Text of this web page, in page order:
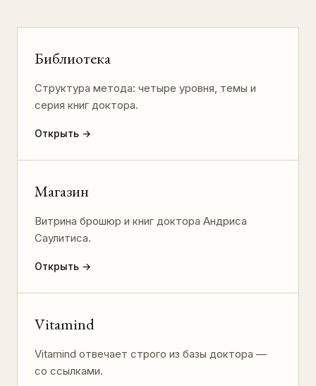
Библиотека
Структура метода: четыре уровня, темы и
серия книг доктора.
Открыть →
Магазин
Витрина брошюр и книг доктора Андриса
Саулитиса.
Открыть →
Vitamind
Vitamind отвечает строго из базы доктора —
со ссылками.